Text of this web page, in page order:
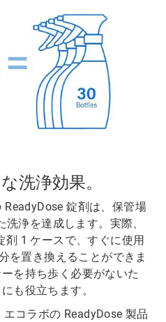
洗浄効果。
錠剤は、保管場
浄を達成します。実際、
剤 1 ケースで、すぐに使用
を置き換えることができま
を持ち歩く必要がないた
も役立ちます。
コラボの ReadyDose 製品